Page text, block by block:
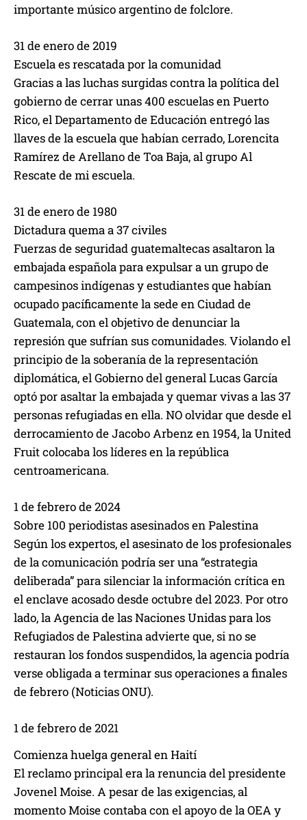
importante músico argentino de folclore.
31 de enero de 2019
Escuela es rescatada por la comunidad
Gracias a las luchas surgidas contra la política del
gobierno de cerrar unas 400 escuelas en Puerto
Rico, el Departamento de Educación entregó las
llaves de la escuela que habían cerrado, Lorencita
Ramírez de Arellano de Toa Baja, al grupo Al
Rescate de mi escuela.
31 de enero de 1980
Dictadura quema a 37 civiles
Fuerzas de seguridad guatemaltecas asaltaron la
embajada española para expulsar a un grupo de
campesinos indígenas y estudiantes que habían
ocupado pacíficamente la sede en Ciudad de
Guatemala, con el objetivo de denunciar la
represión que sufrían sus comunidades. Violando el
principio de la soberanía de la representación
diplomática, el Gobierno del general Lucas García
optó por asaltar la embajada y quemar vivas a las 37
personas refugiadas en ella. NO olvidar que desde el
derrocamiento de Jacobo Arbenz en 1954, la United
Fruit colocaba los líderes en la república
centroamericana.
1 de febrero de 2024
Sobre 100 periodistas asesinados en Palestina
Según los expertos, el asesinato de los profesionales
de la comunicación podría ser una “estrategia
deliberada” para silenciar la información crítica en
el enclave acosado desde octubre del 2023. Por otro
lado, la Agencia de las Naciones Unidas para los
Refugiados de Palestina advierte que, si no se
restauran los fondos suspendidos, la agencia podría
verse obligada a terminar sus operaciones a finales
de febrero (Noticias ONU).
1 de febrero de 2021
Comienza huelga general en Haití
El reclamo principal era la renuncia del presidente
Jovenel Moise. A pesar de las exigencias, al
momento Moise contaba con el apoyo de la OEA y